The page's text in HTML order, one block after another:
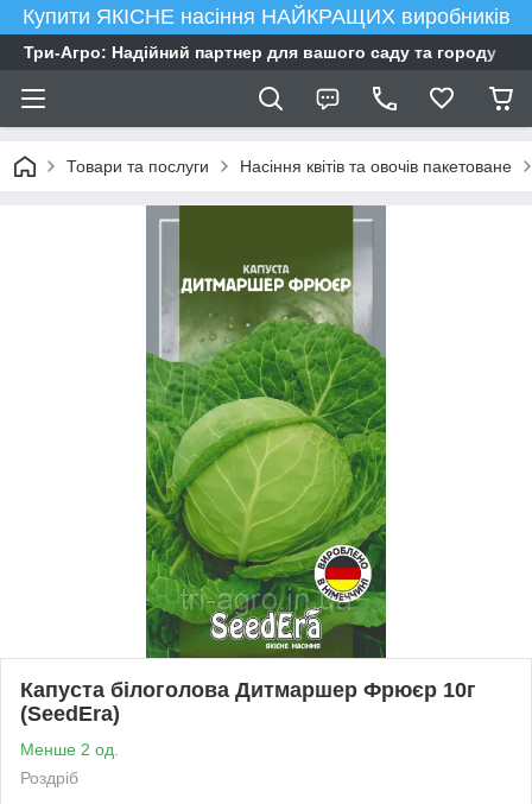
Купити ЯКІСНЕ насіння НАЙКРАЩИХ виробників
Три-Агро: Надійний партнер для вашого саду та городу
Товари та послуги Насіння квітів та овочів пакетоване
Капуста білоголова Дитмаршер Фрюєр 10г
(SeedEra)
Менше 2 од.
Роздріб